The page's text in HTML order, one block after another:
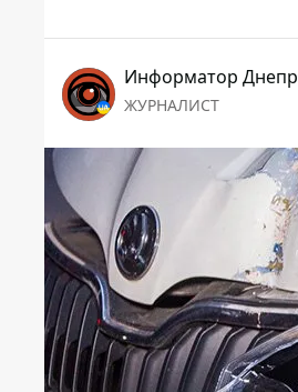
Информатор Днепр
ЖУРНАЛИСТ